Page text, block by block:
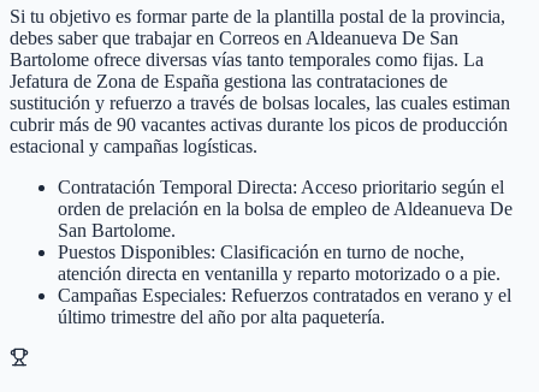
Si tu objetivo es formar parte de la plantilla postal de la provincia,
debes saber que trabajar en Correos en Aldeanueva De San
Bartolome ofrece diversas vías tanto temporales como fijas. La
Jefatura de Zona de España gestiona las contrataciones de
sustitución y refuerzo a través de bolsas locales, las cuales estiman
cubrir más de 90 vacantes activas durante los picos de producción
estacional y campañas logísticas.
Contratación Temporal Directa: Acceso prioritario según el
orden de prelación en la bolsa de empleo de Aldeanueva De
San Bartolome.
Puestos Disponibles: Clasificación en turno de noche,
atención directa en ventanilla y reparto motorizado o a pie.
Campañas Especiales: Refuerzos contratados en verano y el
último trimestre del año por alta paquetería.